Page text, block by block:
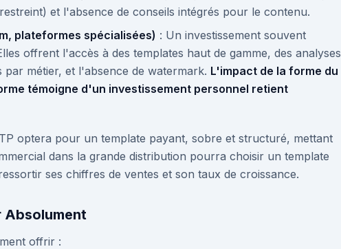
et l'absence de conseils intégrés pour le contenu.
plateformes spécialisées) : Un investissement souvent
offrent l'accès à des templates haut de gamme, des analyses
métier, et l'absence de watermark. L'impact de la forme du
témoigne d'un investissement personnel retient
optera pour un template payant, sobre et structuré, mettant
dans la grande distribution pourra choisir un template
ses chiffres de ventes et son taux de croissance.
Absolument
offrir :